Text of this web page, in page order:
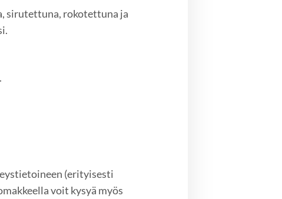
sirutettuna, rokotettuna ja
(erityisesti
voit kysyä myös